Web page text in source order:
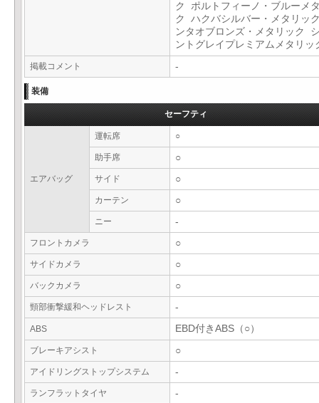
ク ポルトフィーノ・ブルーメ
ク ハクバシルバー・メタリッ
ンタオブロンズ・メタリック
ントグレイプレミアムメタリ
掲載コメント -
装備
セーフティ
エアバッグ
運転席 ○
助手席 ○
サイド ○
カーテン ○
ニー -
フロントカメラ ○
サイドカメラ ○
バックカメラ ○
頸部衝撃緩和ヘッドレスト -
ABS EBD付きABS（○）
ブレーキアシスト ○
アイドリングストップシステム -
ランフラットタイヤ -